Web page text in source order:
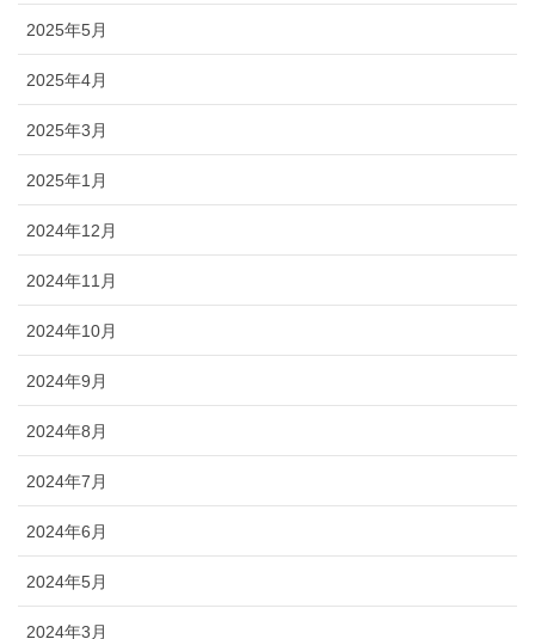
2025年5月
2025年4月
2025年3月
2025年1月
2024年12月
2024年11月
2024年10月
2024年9月
2024年8月
2024年7月
2024年6月
2024年5月
2024年3月